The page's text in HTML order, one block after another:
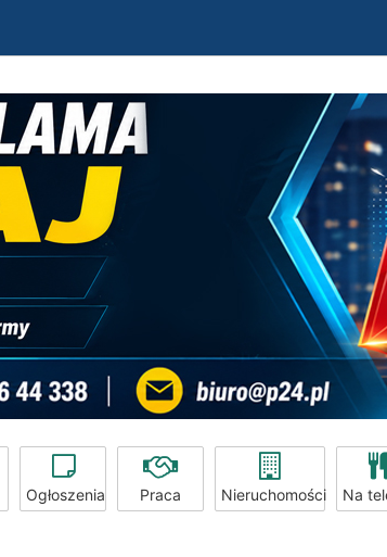
Ogłoszenia Praca Nieruchomości Na